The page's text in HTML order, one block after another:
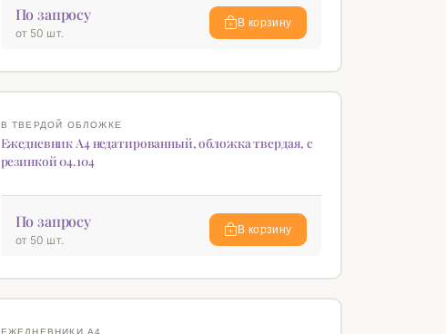
По запросу
от 50 шт.
В корзину
В ТВЕРДОЙ ОБЛОЖКЕ
Ежедневник А4 недатированный, обложка твердая, с
резинкой 04.104
По запросу
от 50 шт.
В корзину
ЕЖЕДНЕВНИКИ А4